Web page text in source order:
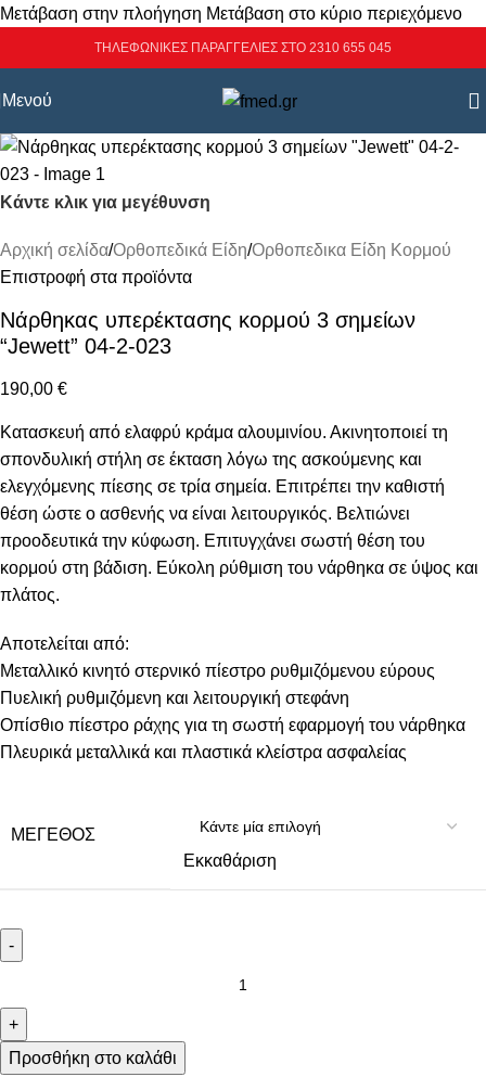
Μετάβαση στην πλοήγηση Μετάβαση στο κύριο περιεχόμενο
ΤΗΛΕΦΩΝΙΚΕΣ ΠΑΡΑΓΓΕΛΙΕΣ ΣΤΟ 2310 655 045
Μενού
Κάντε κλικ για μεγέθυνση
Αρχική σελίδα/Ορθοπεδικά Είδη/Ορθοπεδικα Είδη Κορμού
Επιστροφή στα προϊόντα
Νάρθηκας υπερέκτασης κορμού 3 σημείων
“Jewett” 04-2-023
190,00 €
Κατασκευή από ελαφρύ κράμα αλουμινίου. Ακινητοποιεί τη
σπονδυλική στήλη σε έκταση λόγω της ασκούμενης και
ελεγχόμενης πίεσης σε τρία σημεία. Επιτρέπει την καθιστή
θέση ώστε ο ασθενής να είναι λειτουργικός. Βελτιώνει
προοδευτικά την κύφωση. Επιτυγχάνει σωστή θέση του
κορμού στη βάδιση. Εύκολη ρύθμιση του νάρθηκα σε ύψος και
πλάτος.
Αποτελείται από:
Μεταλλικό κινητό στερνικό πίεστρο ρυθμιζόμενου εύρους
Πυελική ρυθμιζόμενη και λειτουργική στεφάνη
Οπίσθιο πίεστρο ράχης για τη σωστή εφαρμογή του νάρθηκα
Πλευρικά μεταλλικά και πλαστικά κλείστρα ασφαλείας
ΜΈΓΕΘΟΣ
Εκκαθάριση
-
+
Προσθήκη στο καλάθι